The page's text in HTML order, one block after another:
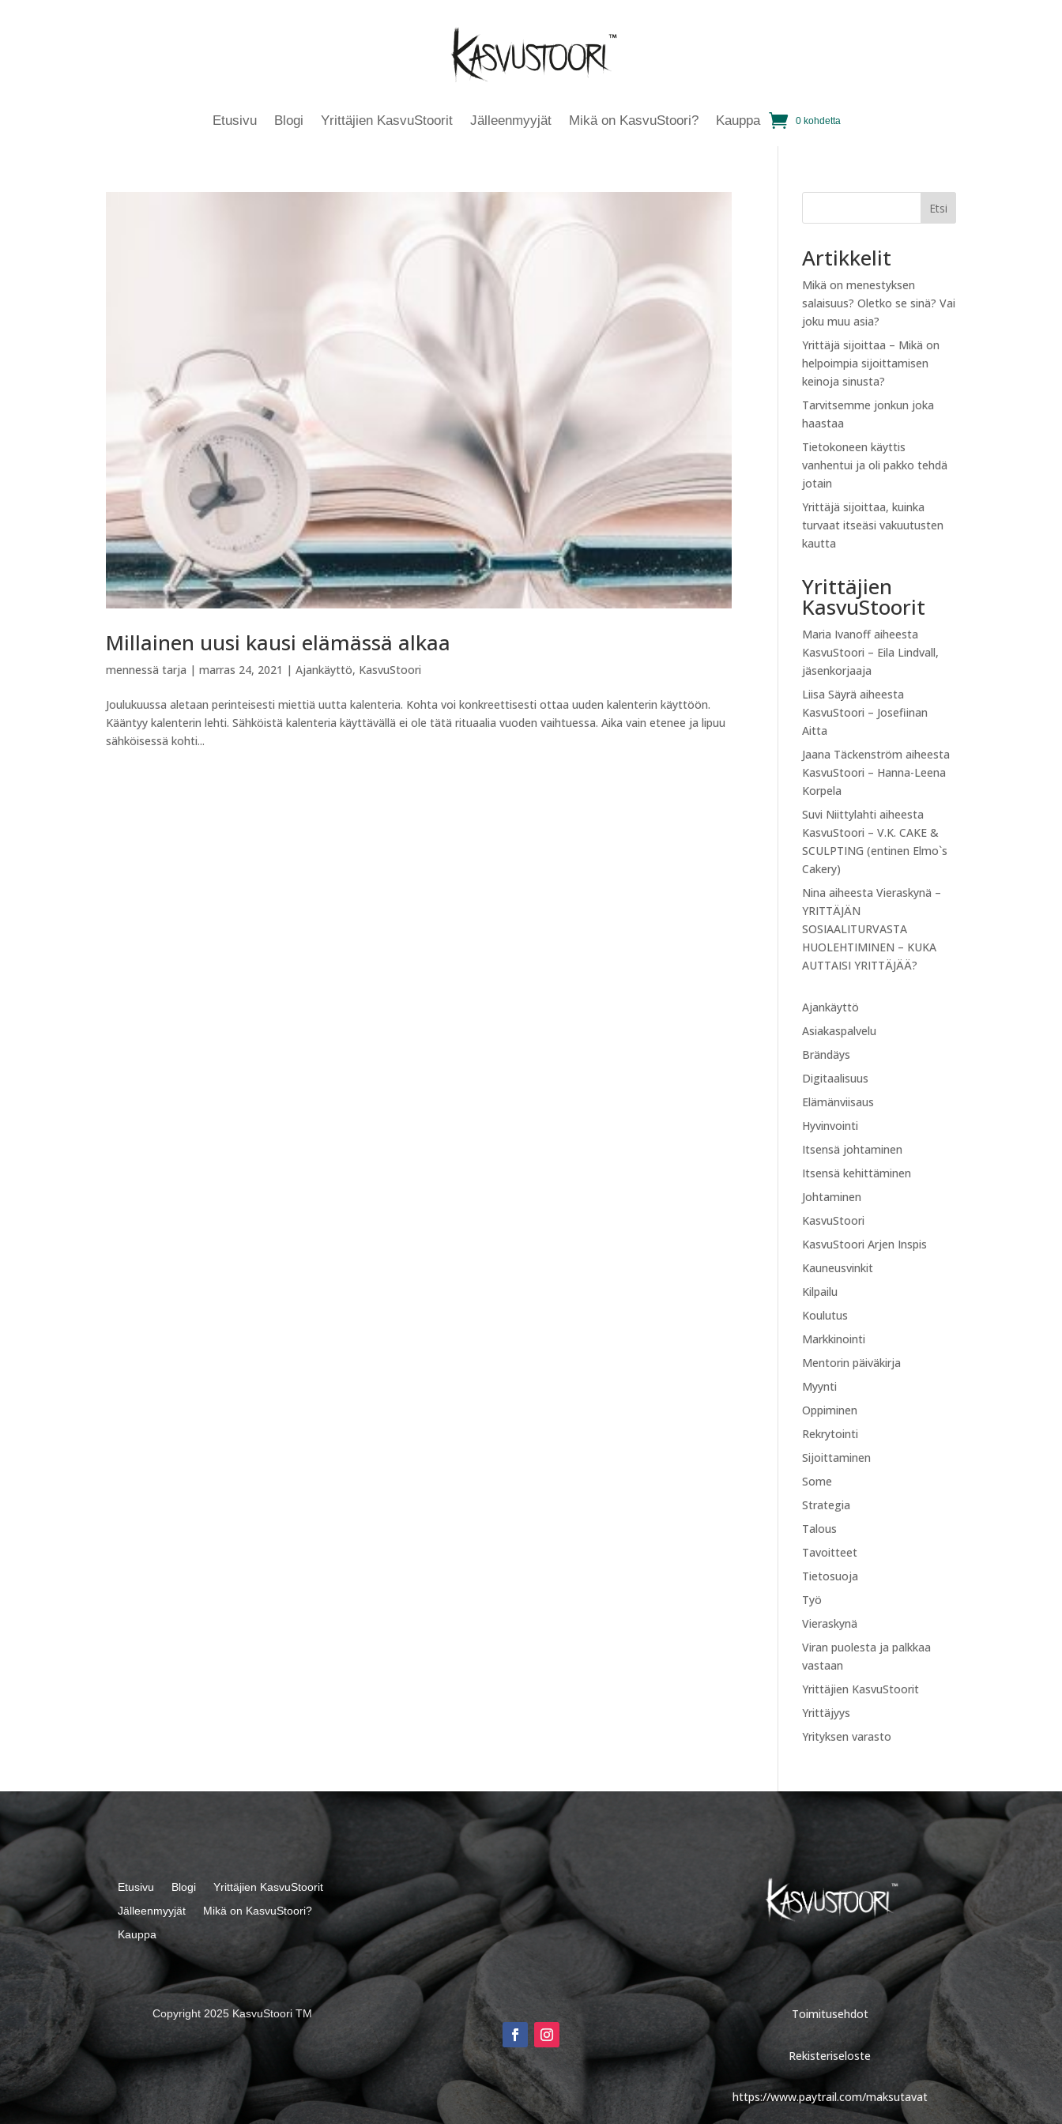
Etusivu Blogi Yrittäjien KasvuStoorit Jälleenmyyjät Mikä on KasvuStoori? Kauppa 0 kohdetta
Millainen uusi kausi elämässä alkaa
mennessätarja |marras 24, 2021 |Ajankäyttö, KasvuStoori
Joulukuussa aletaan perinteisesti miettiä uutta kalenteria. Kohta voi konkreettisesti ottaa uuden kalenterin käyttöön.
Kääntyy kalenterin lehti. Sähköistä kalenteria käyttävällä ei ole tätä rituaalia vuoden vaihtuessa. Aika vain etenee ja lipuu
sähköisessä kohti...
Etsi
Artikkelit
Mikä on menestyksen
salaisuus? Oletko se sinä? Vai
joku muu asia?
Yrittäjä sijoittaa – Mikä on
helpoimpia sijoittamisen
keinoja sinusta?
Tarvitsemme jonkun joka
haastaa
Tietokoneen käyttis
vanhentui ja oli pakko tehdä
jotain
Yrittäjä sijoittaa, kuinka
turvaat itseäsi vakuutusten
kautta
Yrittäjien
KasvuStoorit
Maria Ivanoffaiheesta
KasvuStoori – Eila Lindvall,
jäsenkorjaaja
Liisa Säyrä aiheesta
KasvuStoori – Josefiinan
Aitta
Jaana Täckenström aiheesta
KasvuStoori – Hanna-Leena
Korpela
Suvi Niittylahti aiheesta
KasvuStoori – V.K. CAKE &
SCULPTING (entinen Elmo`s
Cakery)
Nina aiheestaVieraskynä –
YRITTÄJÄN
SOSIAALITURVASTA
HUOLEHTIMINEN – KUKA
AUTTAISI YRITTÄJÄÄ?
Ajankäyttö
Asiakaspalvelu
Brändäys
Digitaalisuus
Elämänviisaus
Hyvinvointi
Itsensä johtaminen
Itsensä kehittäminen
Johtaminen
KasvuStoori
KasvuStoori Arjen Inspis
Kauneusvinkit
Kilpailu
Koulutus
Markkinointi
Mentorin päiväkirja
Myynti
Oppiminen
Rekrytointi
Sijoittaminen
Some
Strategia
Talous
Tavoitteet
Tietosuoja
Työ
Vieraskynä
Viran puolesta ja palkkaa
vastaan
Yrittäjien KasvuStoorit
Yrittäjyys
Yrityksen varasto
Etusivu Blogi
Yrittäjien KasvuStoorit
Jälleenmyyjät
Mikä on KasvuStoori?
Kauppa
Copyright 2025 KasvuStoori TM Toimitusehdot
Rekisteriseloste
https://www.paytrail.com/maksutavat